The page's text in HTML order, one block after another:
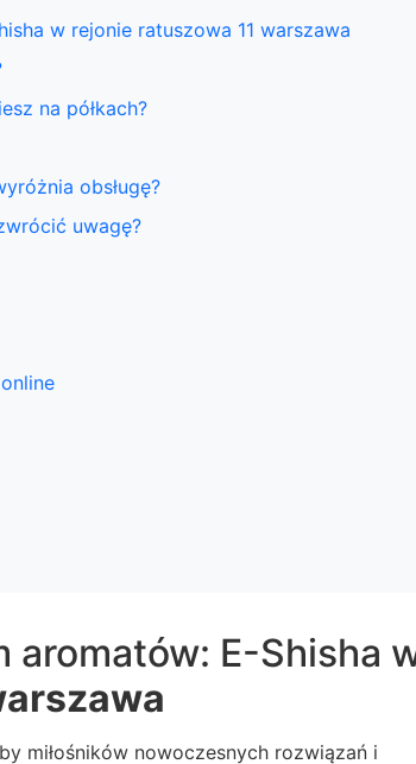
w rejonie ratuszowa 11 warszawa
na półkach?
obsługę?
uwagę?
E-Shisha
miłośników nowoczesnych rozwiązań i